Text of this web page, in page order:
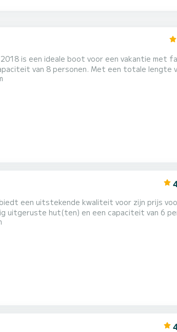
is een ideale boot voor een vakantie met
te brengen in de omgeving van Sukošan Deze
een uitstekende kwaliteit voor zijn prijs
vakantie op het water door te